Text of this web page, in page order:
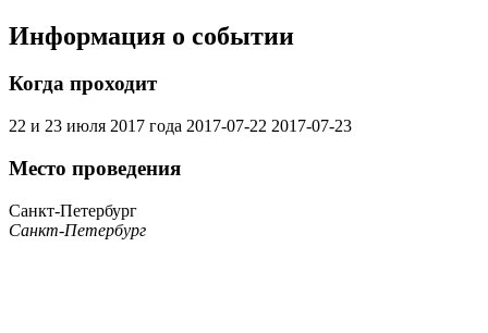
Информация о событии
Когда проходит
22 и 23 июля 2017 года 2017-07-22 2017-07-23
Место проведения
Санкт-Петербург
Санкт-Петербург